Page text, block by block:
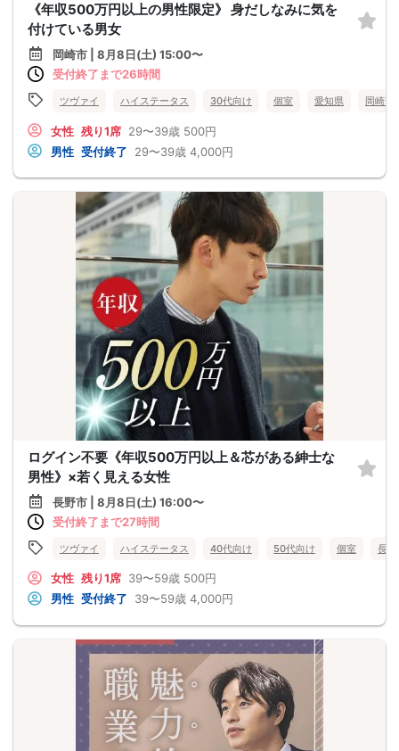
《年収500万円以上の男性限定》 身だしなみに気を
付けている男女
岡崎市 | 8月8日(土) 15:00〜
受付終了まで26時間
ツヴァイ ハイステータス 30代向け 個室 愛知県 岡崎市
女性 残り1席 29〜39歳 500円
男性 受付終了 29〜39歳 4,000円
ログイン不要《年収500万円以上＆芯がある紳士な
男性》×若く見える女性
長野市 | 8月8日(土) 16:00〜
受付終了まで27時間
ツヴァイ ハイステータス 40代向け 50代向け 個室 長
女性 残り1席 39〜59歳 500円
男性 受付終了 39〜59歳 4,000円